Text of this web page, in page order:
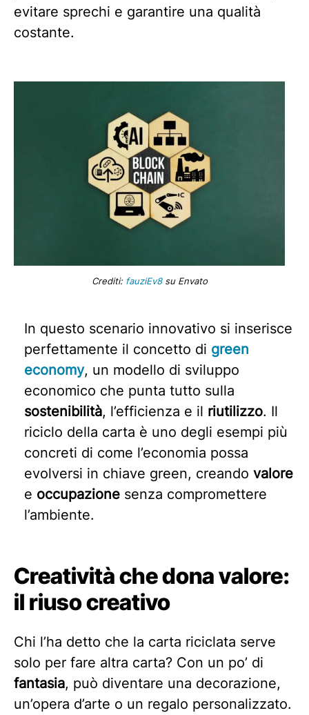
evitare sprechi e garantire una qualità
costante.
Crediti: fauziEv8su Envato
In questo scenario innovativo si inserisce
perfettamente il concetto di green
economy, un modello di sviluppo
economico che punta tutto sulla
sostenibilità, l’efficienza e il riutilizzo. Il
riciclo della carta è uno degli esempi più
concreti di come l’economia possa
evolversi in chiave green, creando valore
e occupazione senza compromettere
l’ambiente.
Creatività che dona valore:
il riuso creativo
Chi l’ha detto che la carta riciclata serve
solo per fare altra carta? Con un po’ di
fantasia, può diventare una decorazione,
un’opera d’arte o un regalo personalizzato.